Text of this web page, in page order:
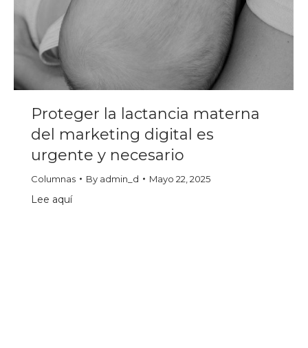
Proteger la lactancia materna
del marketing digital es
urgente y necesario
Columnas By admin_d Mayo 22, 2025
Lee aquí